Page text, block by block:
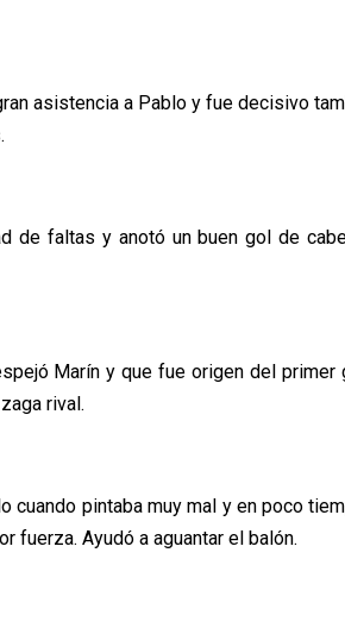
asistencia a Pablo y fue decisivo
de faltas y anotó un buen gol de
Marín y que fue origen del
rival.
cuando pintaba muy mal y en poco
fuerza. Ayudó a aguantar el balón.